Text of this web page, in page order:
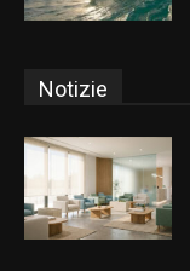
Notizie